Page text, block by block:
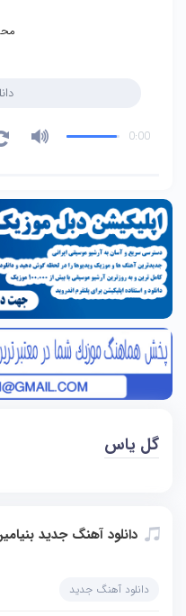
0:00
گل یاس
دانلود آهنگ جدید
دانلود آهنگ جدید